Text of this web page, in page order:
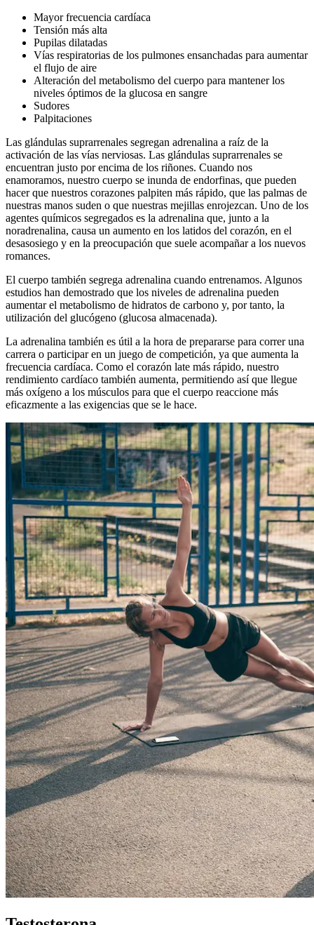
Mayor frecuencia cardíaca
Tensión más alta
Pupilas dilatadas
Vías respiratorias de los pulmones ensanchadas para aumentar
el flujo de aire
Alteración del metabolismo del cuerpo para mantener los
niveles óptimos de la glucosa en sangre
Sudores
Palpitaciones
Las glándulas suprarrenales segregan adrenalina a raíz de la
activación de las vías nerviosas. Las glándulas suprarrenales se
encuentran justo por encima de los riñones. Cuando nos
enamoramos, nuestro cuerpo se inunda de endorfinas, que pueden
hacer que nuestros corazones palpiten más rápido, que las palmas de
nuestras manos suden o que nuestras mejillas enrojezcan. Uno de los
agentes químicos segregados es la adrenalina que, junto a la
noradrenalina, causa un aumento en los latidos del corazón, en el
desasosiego y en la preocupación que suele acompañar a los nuevos
romances.
El cuerpo también segrega adrenalina cuando entrenamos. Algunos
estudios han demostrado que los niveles de adrenalina pueden
aumentar el metabolismo de hidratos de carbono y, por tanto, la
utilización del glucógeno (glucosa almacenada).
La adrenalina también es útil a la hora de prepararse para correr una
carrera o participar en un juego de competición, ya que aumenta la
frecuencia cardíaca. Como el corazón late más rápido, nuestro
rendimiento cardíaco también aumenta, permitiendo así que llegue
más oxígeno a los músculos para que el cuerpo reaccione más
eficazmente a las exigencias que se le hace.